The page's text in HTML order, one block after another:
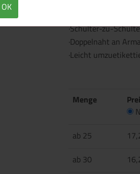
OK
·200 g/m² ·100%
·Schulter-zu-
·Doppelnaht an
·Leicht
Menge
ab 25
ab 30